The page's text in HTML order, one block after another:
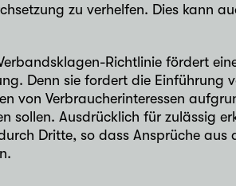
zu verhelfen. Dies kann
Richtlinie fördert
Denn sie fordert die Einführung
von Verbraucherinteressen
sollen. Ausdrücklich für zulässig
Dritte, so dass Ansprüche aus